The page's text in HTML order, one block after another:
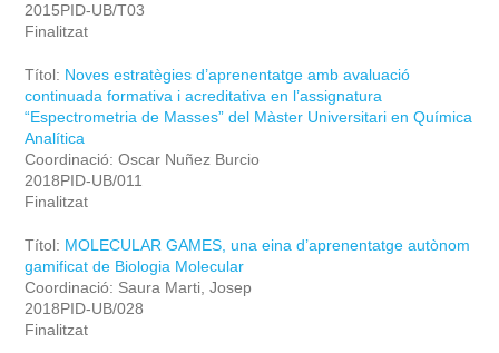
2015PID-UB/T03
Finalitzat
Títol: Noves estratègies d’aprenentatge amb avaluació
continuada formativa i acreditativa en l’assignatura
“Espectrometria de Masses” del Màster Universitari en Química
Analítica
Coordinació: Oscar Nuñez Burcio
2018PID-UB/011
Finalitzat
Títol: MOLECULAR GAMES, una eina d’aprenentatge autònom
gamificat de Biologia Molecular
Coordinació: Saura Marti, Josep
2018PID-UB/028
Finalitzat